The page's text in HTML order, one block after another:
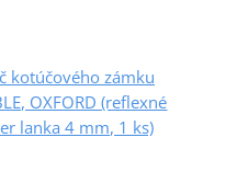
kotúčového zámku
OXFORD (reflexné
lanka 4 mm, 1 ks)